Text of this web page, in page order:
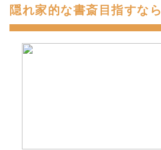
隠れ家的な書斎目指すなら